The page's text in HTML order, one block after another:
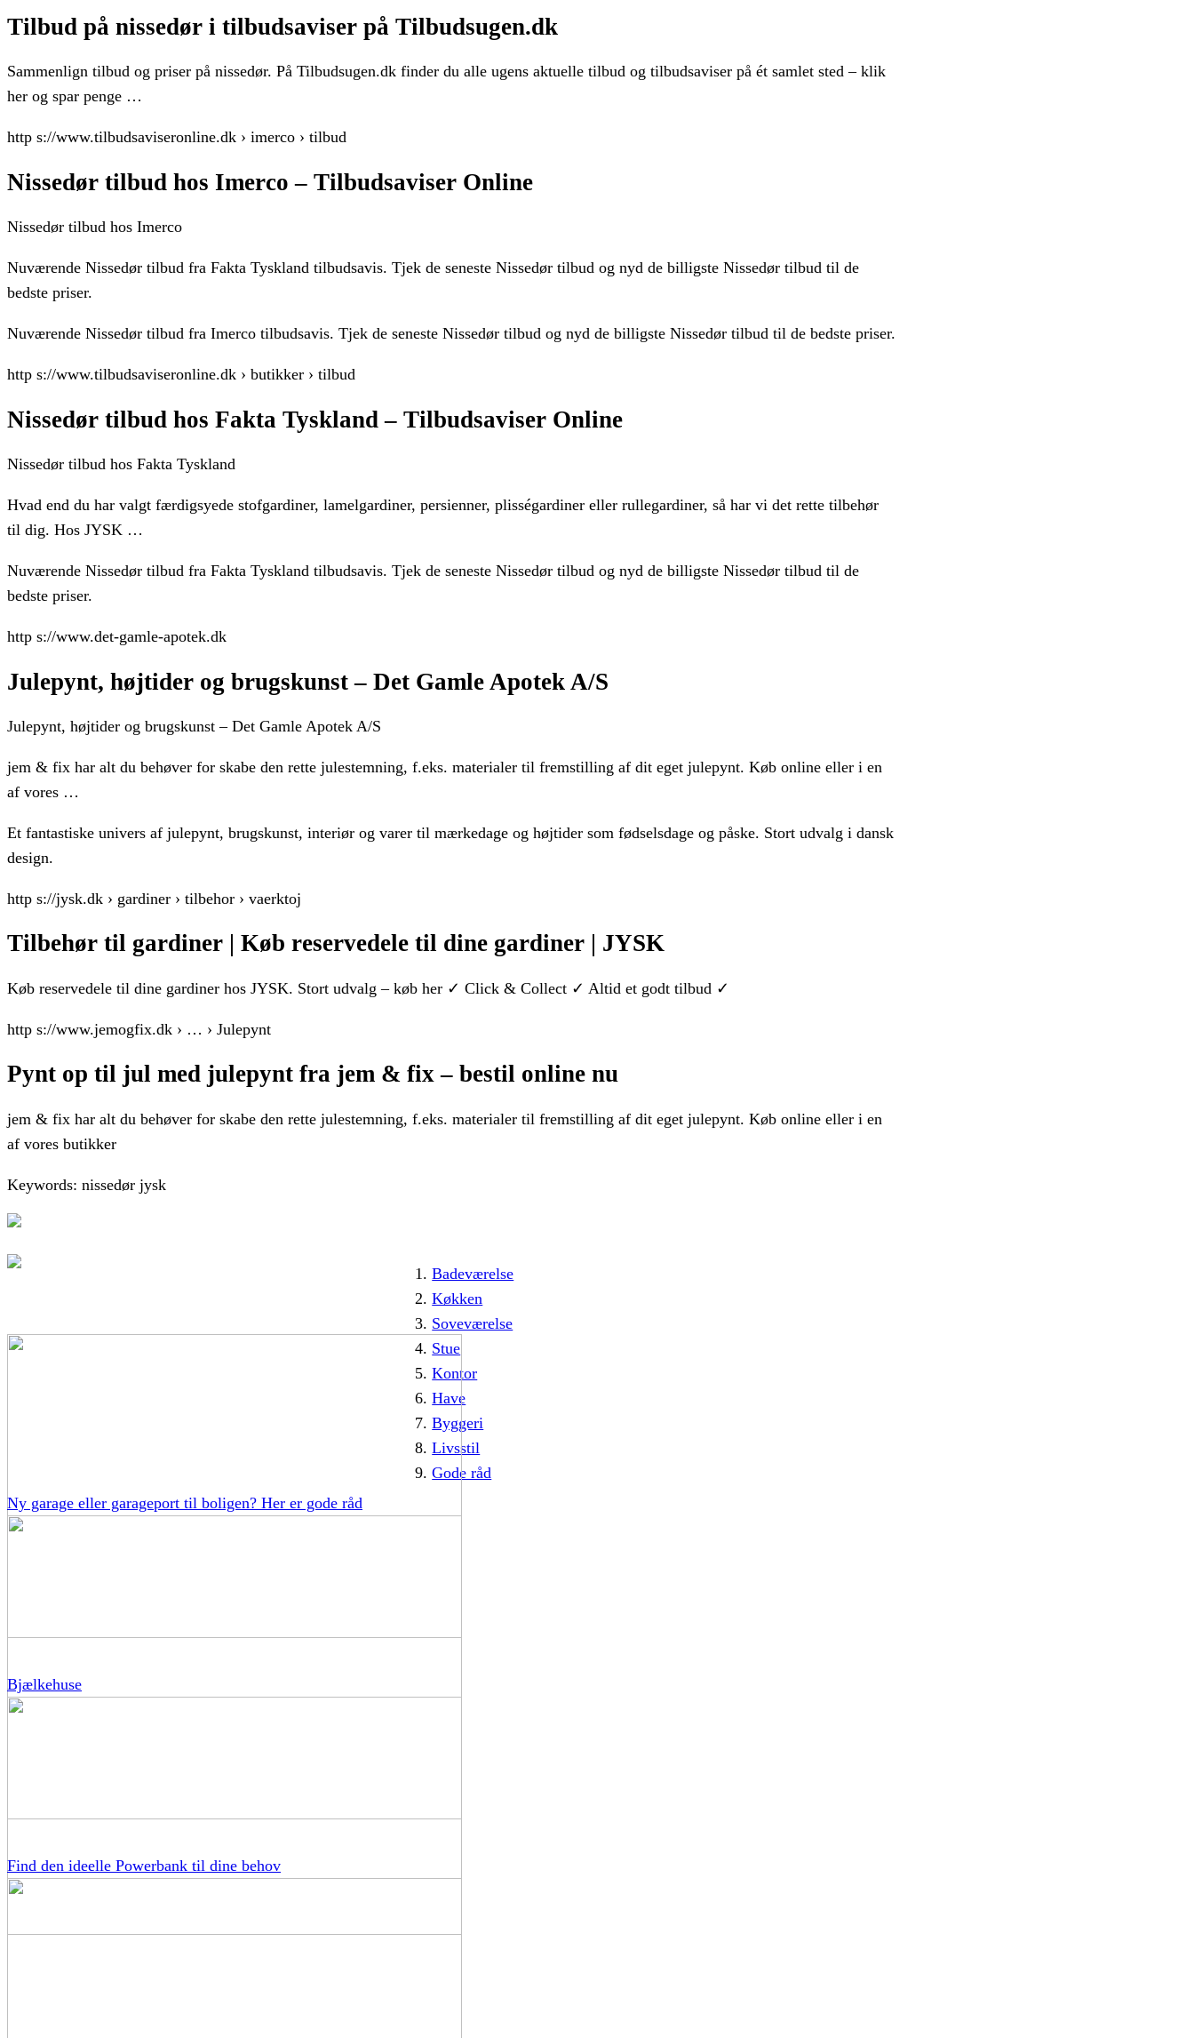
Tilbud på nissedør i tilbudsaviser på Tilbudsugen.dk
Sammenlign tilbud og priser på nissedør. På Tilbudsugen.dk finder du alle ugens aktuelle tilbud og tilbudsaviser på ét samlet sted – klik
her og spar penge …
http s://www.tilbudsaviseronline.dk › imerco › tilbud
Nissedør tilbud hos Imerco – Tilbudsaviser Online
Nissedør tilbud hos Imerco
Nuværende Nissedør tilbud fra Fakta Tyskland tilbudsavis. Tjek de seneste Nissedør tilbud og nyd de billigste Nissedør tilbud til de
bedste priser.
Nuværende Nissedør tilbud fra Imerco tilbudsavis. Tjek de seneste Nissedør tilbud og nyd de billigste Nissedør tilbud til de bedste priser.
http s://www.tilbudsaviseronline.dk › butikker › tilbud
Nissedør tilbud hos Fakta Tyskland – Tilbudsaviser Online
Nissedør tilbud hos Fakta Tyskland
Hvad end du har valgt færdigsyede stofgardiner, lamelgardiner, persienner, plisségardiner eller rullegardiner, så har vi det rette tilbehør
til dig. Hos JYSK …
Nuværende Nissedør tilbud fra Fakta Tyskland tilbudsavis. Tjek de seneste Nissedør tilbud og nyd de billigste Nissedør tilbud til de
bedste priser.
http s://www.det-gamle-apotek.dk
Julepynt, højtider og brugskunst – Det Gamle Apotek A/S
Julepynt, højtider og brugskunst – Det Gamle Apotek A/S
jem & fix har alt du behøver for skabe den rette julestemning, f.eks. materialer til fremstilling af dit eget julepynt. Køb online eller i en
af vores …
Et fantastiske univers af julepynt, brugskunst, interiør og varer til mærkedage og højtider som fødselsdage og påske. Stort udvalg i dansk
design.
http s://jysk.dk › gardiner › tilbehor › vaerktoj
Tilbehør til gardiner | Køb reservedele til dine gardiner | JYSK
Køb reservedele til dine gardiner hos JYSK. Stort udvalg – køb her ✓ Click & Collect ✓ Altid et godt tilbud ✓
http s://www.jemogfix.dk › … › Julepynt
Pynt op til jul med julepynt fra jem & fix – bestil online nu
jem & fix har alt du behøver for skabe den rette julestemning, f.eks. materialer til fremstilling af dit eget julepynt. Køb online eller i en
af vores butikker
Keywords: nissedør jysk
Badeværelse
Køkken
Soveværelse
Stue
Kontor
Have
Byggeri
Livsstil
Gode råd
Ny garage eller garageport til boligen? Her er gode råd
Bjælkehuse
Find den ideelle Powerbank til dine behov